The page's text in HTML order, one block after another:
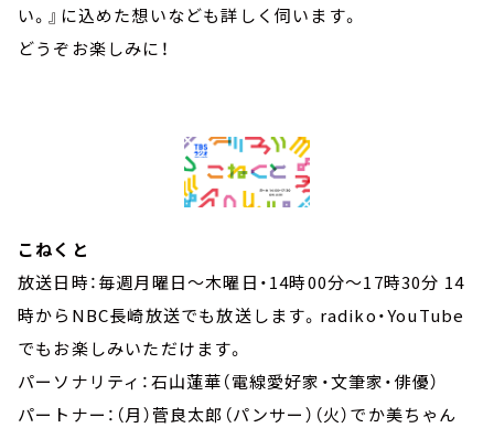
い。』に込めた想いなども詳しく伺います。
どうぞお楽しみに！
こねくと
放送日時：毎週月曜日～木曜日・14時00分～17時30分 14
時からNBC長崎放送でも放送します。radiko・YouTube
でもお楽しみいただけます。
パーソナリティ：石山蓮華（電線愛好家・文筆家・俳優）
パートナー：（月）菅良太郎（パンサー）（火）でか美ちゃん